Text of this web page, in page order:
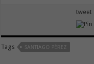
tweet
Tags SANTIAGO PÉREZ